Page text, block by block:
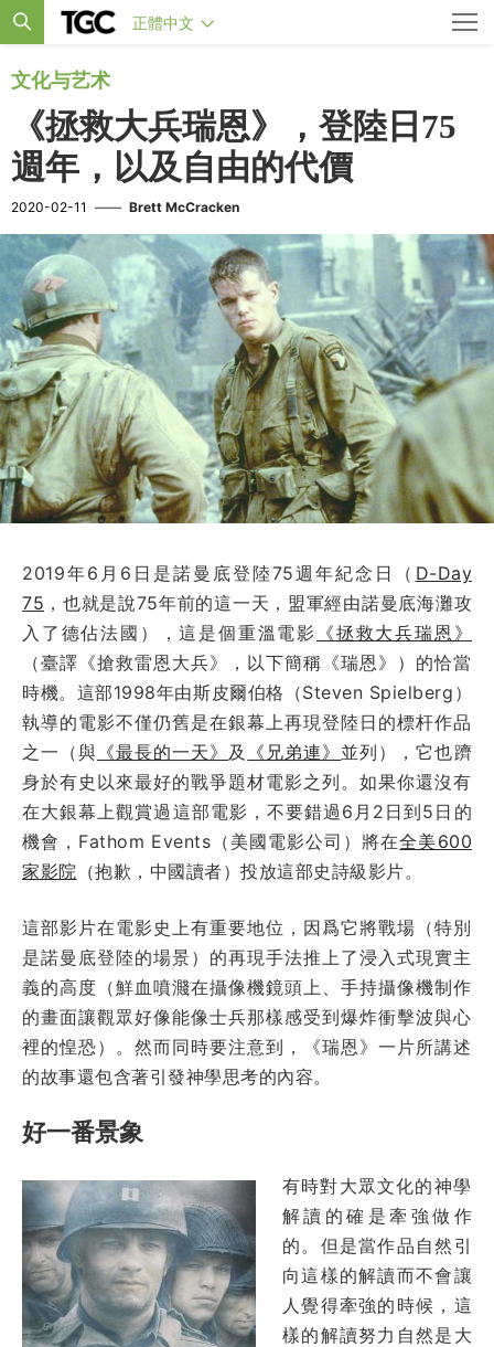
正體中文
文化与艺术
《拯救大兵瑞恩》，登陸日75
週年，以及自由的代價
2020-02-11 —— Brett McCracken
2019年6月6日是諾曼底登陸75週年紀念日（ D-Day
75 ，也就是說75年前的這一天，盟軍經由諾曼底海灘攻
入了德佔法國），這是個重溫電影 《拯救大兵瑞恩》
（臺譯《搶救雷恩大兵》，以下簡稱《瑞恩》）的恰當
時機。這部1998年由斯皮爾伯格（Steven Spielberg）
執導的電影不僅仍舊是在銀幕上再現登陸日的標杆作品
之一（與 《最長的一天》 及 《兄弟連》 並列），它也躋
身於有史以來最好的戰爭題材電影之列。如果你還沒有
在大銀幕上觀賞過這部電影，不要錯過6月2日到5日的
機會，Fathom Events（美國電影公司）將在全美600
家影院 （抱歉，中國讀者）投放這部史詩級影片。
這部影片在電影史上有重要地位，因爲它將戰場（特別
是諾曼底登陸的場景）的再現手法推上了浸入式現實主
義的高度（鮮血噴濺在攝像機鏡頭上、手持攝像機制作
的畫面讓觀眾好像能像士兵那樣感受到爆炸衝擊波與心
裡的惶恐）。然而同時要注意到，《瑞恩》一片所講述
的故事還包含著引發神學思考的內容。
好一番景象
有時對大眾文化的神學
解讀的確是牽強做作
的。但是當作品自然引
向這樣的解讀而不會讓
人覺得牽強的時候，這
樣的解讀努力自然是大